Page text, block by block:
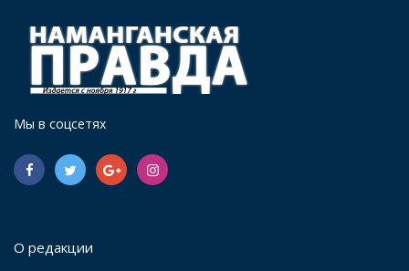
Мы в соцсетях
О редакции